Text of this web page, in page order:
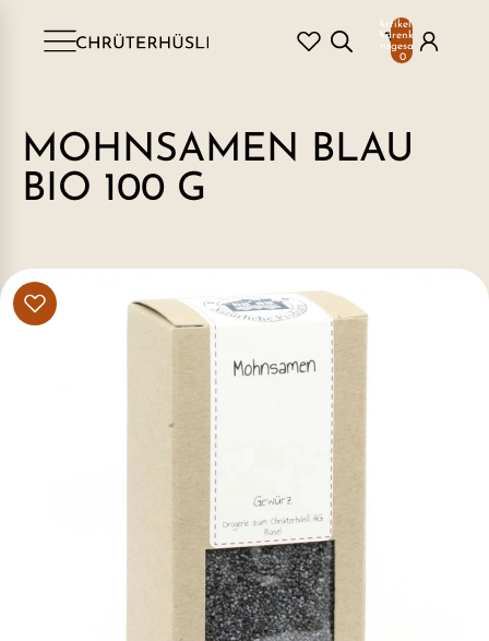
Artikel im
Warenkorb
insgesamt:
0
MOHNSAMEN BLAU
BIO 100 G